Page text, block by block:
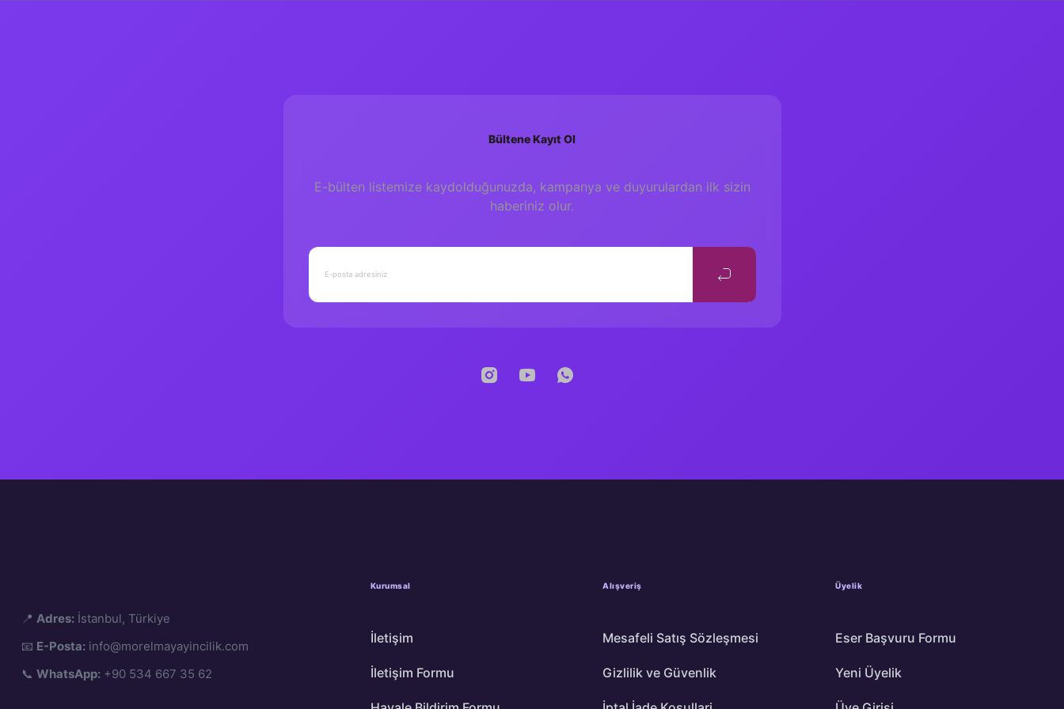
Bültene Kayıt Ol
E-bülten listemize kaydolduğunuzda, kampanya ve duyurulardan ilk sizin
haberiniz olur.
📍 Adres: İstanbul, Türkiye
📧 E-Posta: info@morelmayayincilik.com
📞 WhatsApp: +90 534 667 35 62
Kurumsal
İletişim
İletişim Formu
Alışveriş
Mesafeli Satış Sözleşmesi
Gizlilik ve Güvenlik
Üyelik
Eser Başvuru Formu
Yeni Üyelik